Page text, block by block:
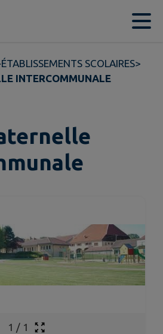
ÉTABLISSEMENTS SCOLAIRES>
INTERCOMMUNALE
1 / 1